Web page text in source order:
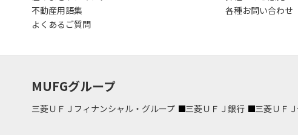
不動産用語集
よくあるご質問
各種お問い合わせ
MUFGグループ
三菱ＵＦＪフィナンシャル・グループ 三菱ＵＦＪ銀行 三菱ＵＦ